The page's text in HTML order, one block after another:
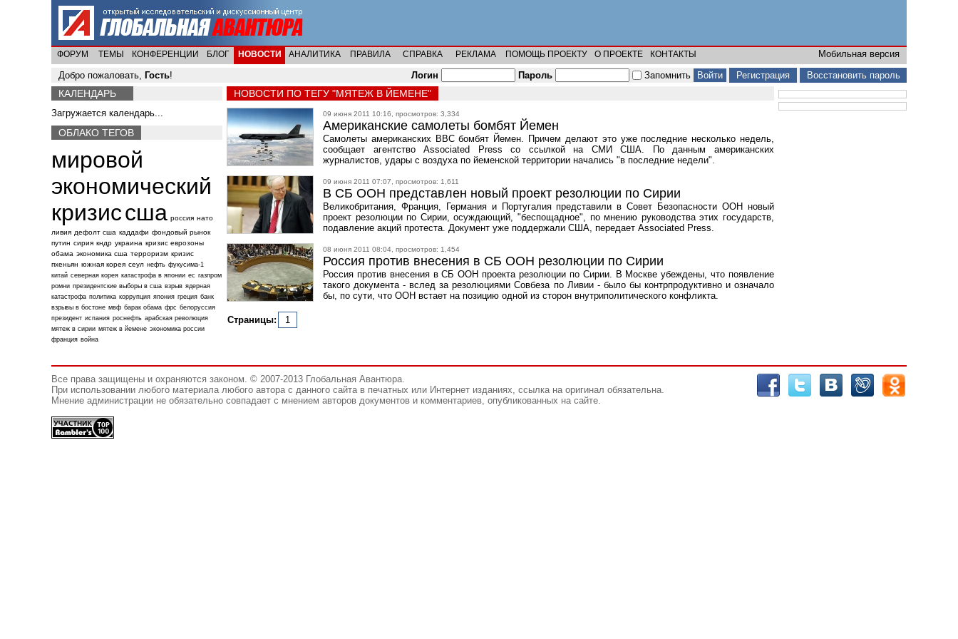
ФОРУМ ТЕМЫ КОНФЕРЕНЦИИ БЛОГ НОВОСТИ АНАЛИТИКА ПРАВИЛА СПРАВКА РЕКЛАМА ПОМОЩЬ ПРОЕКТУ О ПРОЕКТЕ КОНТАКТЫ
Мобильная версия
Добро пожаловать, Гость! Логин Пароль Запомнить Регистрация Восстановить пароль
НОВОСТИ ПО ТЕГУ "МЯТЕЖ В ЙЕМЕНЕ"
09 июня 2011 10:16, просмотров: 3,334
Американские самолеты бомбят Йемен
Самолеты американских ВВС бомбят Йемен. Причем делают это уже последние несколько недель,
сообщает агентство Associated Press со ссылкой на СМИ США. По данным американских
журналистов, удары с воздуха по йеменской территории начались "в последние недели".
09 июня 2011 07:07, просмотров: 1,611
В СБ ООН представлен новый проект резолюции по Сирии
Великобритания, Франция, Германия и Португалия представили в Совет Безопасности ООН новый
проект резолюции по Сирии, осуждающий, "беспощадное", по мнению руководства этих государств,
подавление акций протеста. Документ уже поддержали США, передает Associated Press.
08 июня 2011 08:04, просмотров: 1,454
Россия против внесения в СБ ООН резолюции по Сирии
Россия против внесения в СБ ООН проекта резолюции по Сирии. В Москве убеждены, что появление
такого документа - вслед за резолюциями Совбеза по Ливии - было бы контрпродуктивно и означало
бы, по сути, что ООН встает на позицию одной из сторон внутриполитического конфликта.
Страницы: 1
КАЛЕНДАРЬ
Загружается календарь...
ОБЛАКО ТЕГОВ
мировой
экономический
кризиссша россия нато
ливия дефолт сша каддафи фондовый рынок
путин сирия кндр украина кризис еврозоны
обама экономика сша терроризм кризис
пхеньян южная корея сеул нефть фукусима-1
китай северная корея катастрофа в японии ес газпром
ромни президентские выборы в сша взрыв ядерная
катастрофа политика коррупция япония греция банк
взрывы в бостоне мвф барак обама фрс белоруссия
президент испания роснефть арабская революция
мятеж в сирии мятеж в йемене экономика россии
франция война
Все права защищены и охраняются законом. © 2007-2013 Глобальная Авантюра.
При использовании любого материала любого автора с данного сайта в печатных или Интернет изданиях, ссылка на оригинал обязательна.
Мнение администрации не обязательно совпадает с мнением авторов документов и комментариев, опубликованных на сайте.